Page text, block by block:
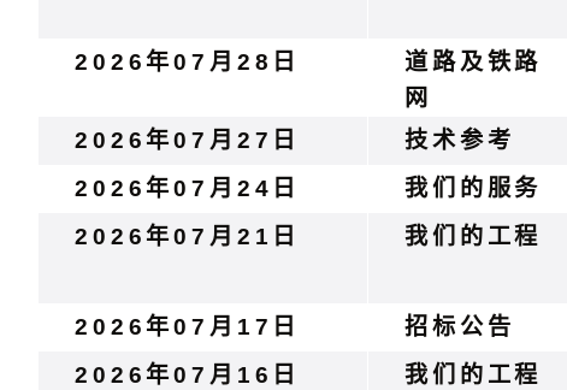
2026年07月28日
道路及铁路
网
2026年07月27日 技术参考
2026年07月24日
我们的服务
2026年07月21日
我们的工程
2026年07月17日
招标公告
2026年07月16日
我们的工程